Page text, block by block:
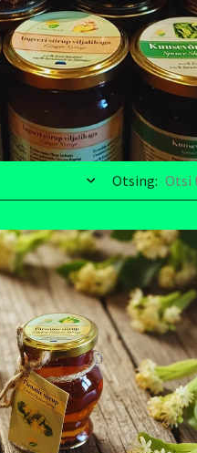
Otsing: